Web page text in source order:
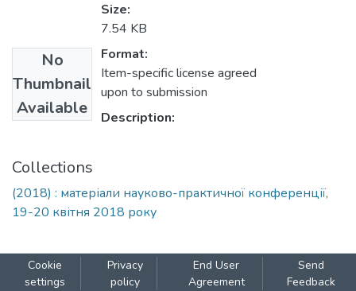
No
Thumbnail
Available
Size:
7.54 KB
Format:
Item-specific license agreed
upon to submission
Description:
Collections
(2018) : матеріали науково-практичної конференції,
19-20 квітня 2018 року
Cookie
settings
Privacy
policy
End User
Agreement
Send
Feedback